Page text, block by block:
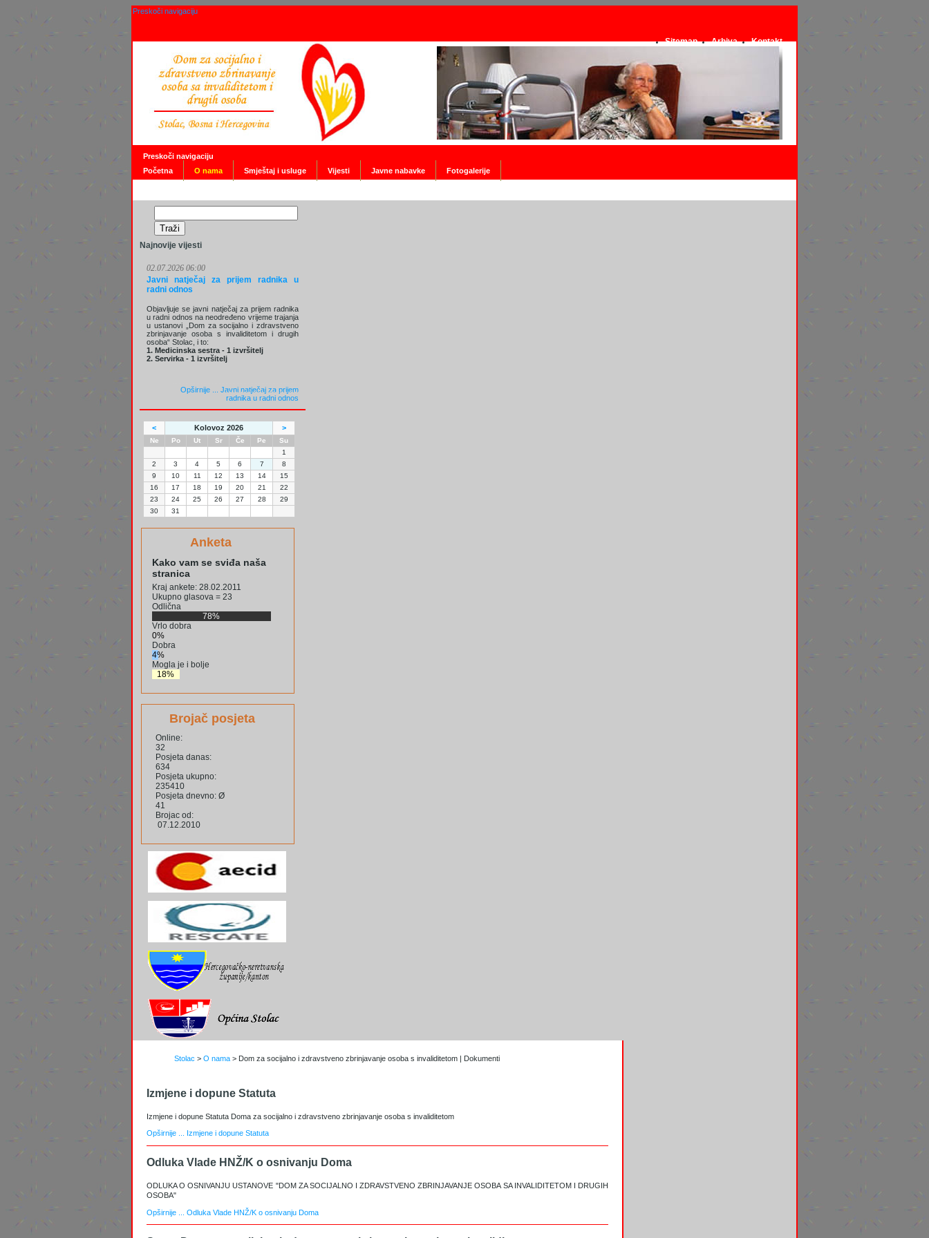
Preskoči navigaciju
Kontakt
Arhiva
Sitemap
Preskoči navigaciju
Početna
O nama Smještaj i usluge Vijesti Javne nabavke Fotogalerije
Najnovije vijesti
02.07.2026 06:00
Javni natječaj za prijem radnika u
radni odnos
Objavljuje se javni natječaj za prijem radnika
u radni odnos na neodređeno vrijeme trajanja
u ustanovi „Dom za socijalno i zdravstveno
zbrinjavanje osoba s invaliditetom i drugih
osoba“ Stolac, i to:
1. Medicinska sestra - 1 izvršitelj
2. Servirka - 1 izvršitelj
Opširnije ... Javni natječaj za prijem
radnika u radni odnos
< Kolovoz 2026 >
Ne Po Ut Sr Če Pe
Su
1
2
3 4 5 6 7
8
9
10 11 12 13 14
15
16
17 18 19 20 21
22
23
24 25 26 27 28
29
30
31
Anketa
Kako vam se sviđa naša
stranica
Kraj ankete: 28.02.2011
Ukupno glasova = 23
Odlična
78%
Vrlo dobra
0%
Dobra
4%
Mogla je i bolje
18%
Brojač posjeta
Online:
32
Posjeta danas:
634
Posjeta ukupno:
235410
Posjeta dnevno: Ø
41
Brojac od:
07.12.2010
Stolac > O nama > Dom za socijalno i zdravstveno zbrinjavanje osoba s invaliditetom | Dokumenti
Izmjene i dopune Statuta
Izmjene i dopune Statuta Doma za socijalno i zdravstveno zbrinjavanje osoba s invaliditetom
Opširnije ... Izmjene i dopune Statuta
Odluka Vlade HNŽ/K o osnivanju Doma
ODLUKA O OSNIVANJU USTANOVE "DOM ZA SOCIJALNO I ZDRAVSTVENO ZBRINJAVANJE OSOBA SA INVALIDITETOM I DRUGIH
OSOBA"
Opširnije ... Odluka Vlade HNŽ/K o osnivanju Doma